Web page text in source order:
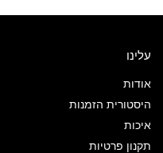
עלינו
אודות
היסטורית הזמנות
איכות
תקנון פרטיות